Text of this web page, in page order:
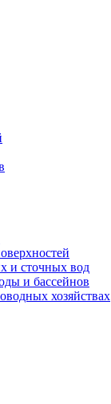
и сточных вод
и бассейнов
хозяйствах